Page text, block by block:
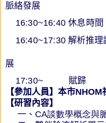
脈絡發展
16:30~16:40休息時間
16:40~17:30解析推理
展
17:30~
賦歸
【參加人員】 本市NHOM
【研習內容】
一、CA談數學概念與